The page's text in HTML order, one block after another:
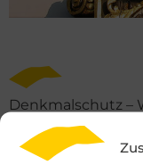
Denkmalschutz –
Die Erhaltung